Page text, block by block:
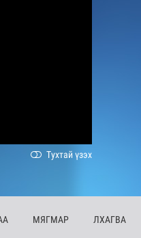
Тухтай үзэх
МЯГМАР ЛХАГВА